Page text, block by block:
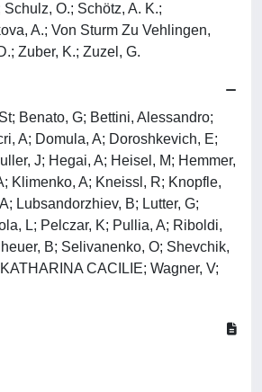
O.; Schötz, A. K.;
A.; Von Sturm Zu Vehlingen,
Zuber, K.; Zuzel, G.
Benato, G; Bettini, Alessandro;
A; Domula, A; Doroshkevich, E;
J; Hegai, A; Heisel, M; Hemmer,
Klimenko, A; Kneissl, R; Knopfle,
Lubsandorzhiev, B; Lutter, G;
L; Pelczar, K; Pullia, A; Riboldi,
B; Selivanenko, O; Shevchik,
CACILIE; Wagner, V;